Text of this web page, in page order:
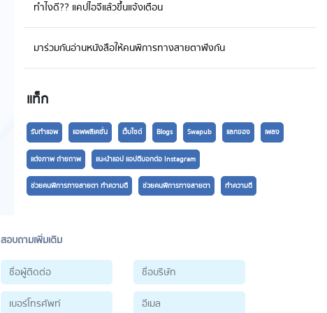
ทำไงดี?? แคปไอจีแล้วขึ้นแจ้งเตือน
มาร่วมกันอ่านหนังสือให้คนพิการทางสายตาฟังกัน
แท็ก
รับทำแอพ แอพพลิเคชั่น เว็บไซต์ Blogs Swapub แลกของ เพลง
แต่งภาพ ถ่ายถาพ แนะนำแอป แอปดีบอกต่อ Instagram
ช่วยคนพิการทางสายตา ทำความดี ช่วยคนพิการทางสายตา ทำความดี
สอบถามเพิ่มเติม